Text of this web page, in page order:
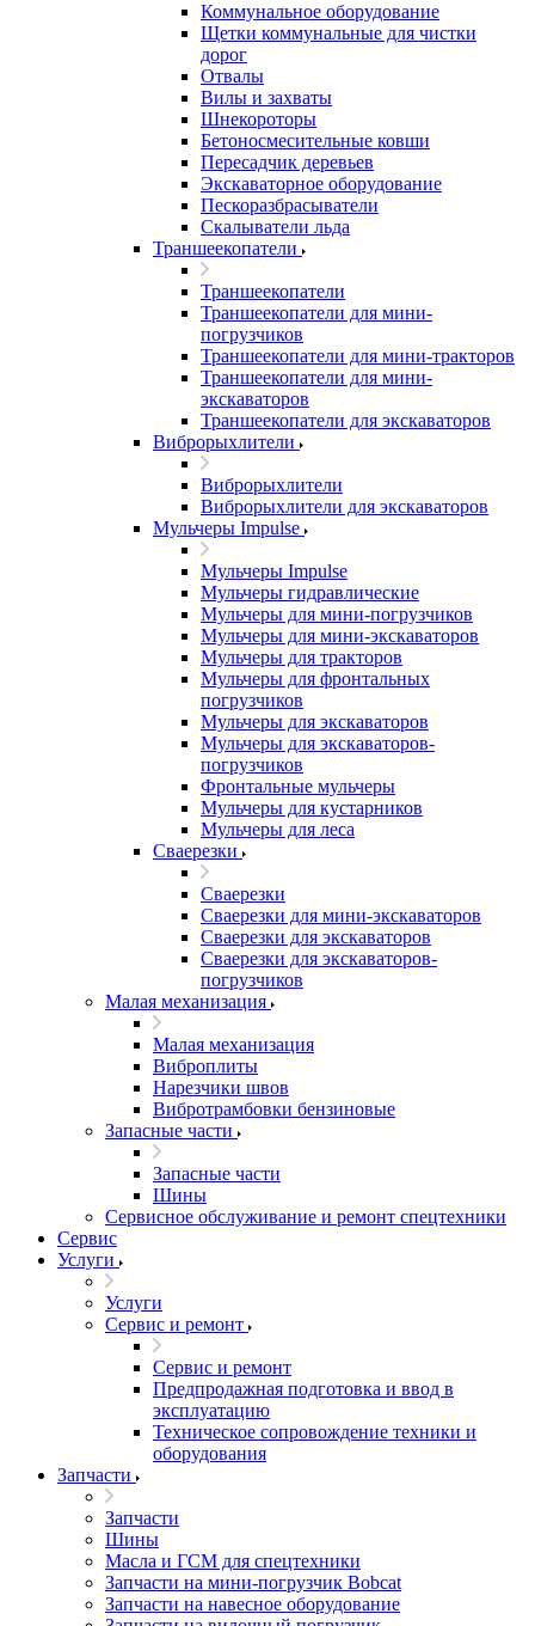
Коммунальное оборудование
Щетки коммунальные для чистки
дорог
Отвалы
Вилы и захваты
Шнекороторы
Бетоносмесительные ковши
Пересадчик деревьев
Экскаваторное оборудование
Пескоразбрасыватели
Скалыватели льда
Траншеекопатели
Траншеекопатели
Траншеекопатели для мини-
погрузчиков
Траншеекопатели для мини-тракторов
Траншеекопатели для мини-
экскаваторов
Траншеекопатели для экскаваторов
Виброрыхлители
Виброрыхлители
Виброрыхлители для экскаваторов
Мульчеры Impulse
Мульчеры Impulse
Мульчеры гидравлические
Мульчеры для мини-погрузчиков
Мульчеры для мини-экскаваторов
Мульчеры для тракторов
Мульчеры для фронтальных
погрузчиков
Мульчеры для экскаваторов
Мульчеры для экскаваторов-
погрузчиков
Фронтальные мульчеры
Мульчеры для кустарников
Мульчеры для леса
Сваерезки
Сваерезки
Сваерезки для мини-экскаваторов
Сваерезки для экскаваторов
Сваерезки для экскаваторов-
погрузчиков
Малая механизация
Малая механизация
Виброплиты
Нарезчики швов
Вибротрамбовки бензиновые
Запасные части
Запасные части
Шины
Сервисное обслуживание и ремонт спецтехники
Сервис
Услуги
Услуги
Сервис и ремонт
Сервис и ремонт
Предпродажная подготовка и ввод в
эксплуатацию
Техническое сопровождение техники и
оборудования
Запчасти
Запчасти
Шины
Масла и ГСМ для спецтехники
Запчасти на мини-погрузчик Bobcat
Запчасти на навесное оборудование